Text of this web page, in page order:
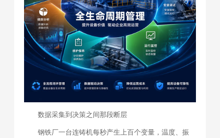
数据采集到决策之间那段断层
钢铁厂一台连铸机每秒产生上百个变量，温度、振